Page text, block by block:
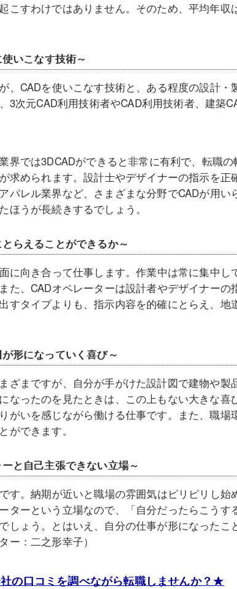
こすわけではありません。そのため、平均年収
いこなす技術～
、CADを使いこなす技術と、ある程度の設計・
3次元CAD利用技術者やCAD利用技術者、建築
では3DCADができると非常に有利で、転職の
求められます。設計士やデザイナーの指示を正
パレル業界など、さまざまな分野でCADが用い
ほうが長続きするでしょう。
らえることができるか～
に向き合って仕事します。作業中は常に集中し
た、CADオペレーターは設計者やデザイナーの
すタイプよりも、指示内容を的確にとらえ、地
形になっていく喜び～
ざまですが、自分が手がけた設計図で建物や製
なったのを見たときは、この上もない大きな喜
がいを感じながら働ける仕事です。また、職場
ができます。
と自己主張できない立場～
す。納期が近いと職場の雰囲気はピリピリし始
ターという立場なので、「自分だったらこうす
しょう。とはいえ、自分の仕事が形になったこ
ー：二之形幸子）
の口コミを調べながら転職しませんか？★